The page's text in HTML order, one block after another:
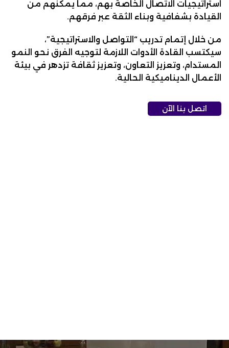
استراتيجيات الاتصال الخاصة بهم، مما يمكنهم من
القيادة بشفافية وبناء الثقة عبر فرقهم.
من خلال إتمام تدريب “التواصل والاستراتيجية”،
سيكتسب القادة الأدوات اللازمة لتوجيه الفرق نحو النمو
المستدام، وتعزيز التعاون، وتعزيز ثقافة تزدهر في بيئة
الأعمال الديناميكية الحالية.
اتصل بنا الآن